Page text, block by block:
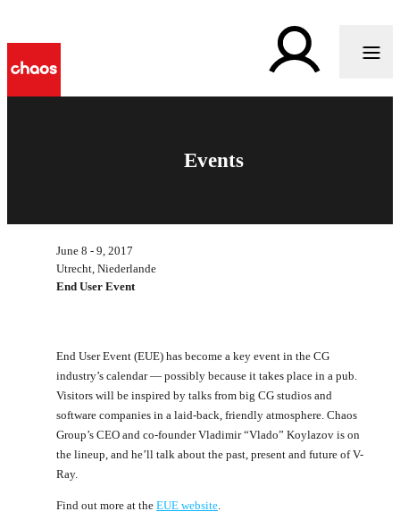
Events
June 8 - 9, 2017
Utrecht, Niederlande
End User Event
End User Event (EUE) has become a key event in the CG
industry’s calendar — possibly because it takes place in a pub.
Visitors will be inspired by talks from big CG studios and
software companies in a laid-back, friendly atmosphere. Chaos
Group’s CEO and co-founder Vladimir “Vlado” Koylazov is on
the lineup, and he’ll talk about the past, present and future of V-
Ray.
Find out more at the EUE website